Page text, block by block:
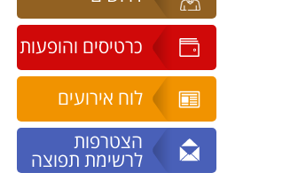
כרטיסים והופעות
לוח אירועים
הצטרפות
לרשימת תפוצה